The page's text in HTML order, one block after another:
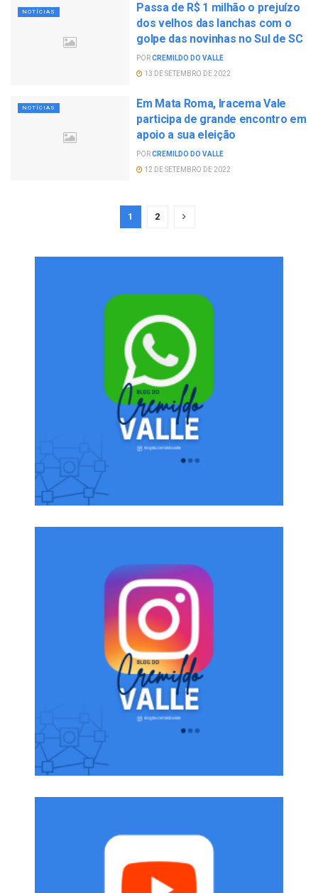
NOTÍCIAS
Passa de R$ 1 milhão o prejuízo
dos velhos das lanchas com o
golpe das novinhas no Sul de SC
PORCREMILDO DO VALLE
13 DE SETEMBRO DE 2022
NOTÍCIAS
Em Mata Roma, Iracema Vale
participa de grande encontro em
apoio a sua eleição
PORCREMILDO DO VALLE
12 DE SETEMBRO DE 2022
1 2